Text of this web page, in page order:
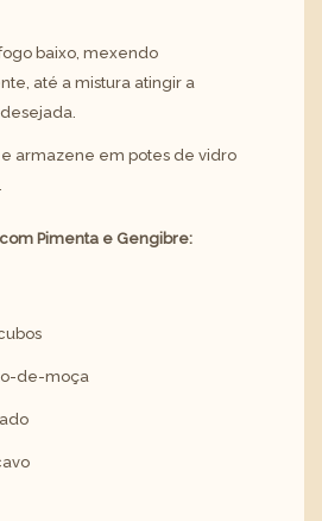
baixo, mexendo
até a mistura atingir a
armazene em potes de vidro
Pimenta e Gengibre:
de-moça